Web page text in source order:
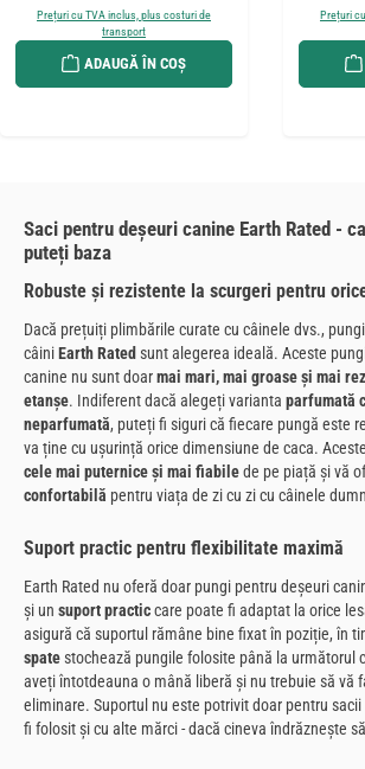
Prețuri cu TVA inclus, plus costuri de
transport
ADAUGĂ ÎN COȘ
Prețuri
Saci pentru deșeuri canine Earth Rated -
puteți baza
Robuste și rezistente la scurgeri pentru
Dacă prețuiți plimbările curate cu câinele dvs.,
câiniEarth Ratedsunt alegerea ideală. Aceste
canine nu sunt doarmai mari, mai groase și mai
etanșe. Indiferent dacă alegeți varianta parfumată
neparfumată, puteți fi siguri că fiecare pungă este
va ține cu ușurință orice dimensiune de caca.
cele mai puternice și mai fiabilede pe piață și vă
confortabilă pentru viața de zi cu zi cu câinele
Suport practic pentru flexibilitate maximă
Earth Rated nu oferă doar pungi pentru deșeuri
și un suport practiccare poate fi adaptat la orice
asigură că suportul rămâne bine fixat în poziție, în
spatestochează pungile folosite până la următorul
aveți întotdeauna o mână liberă și nu trebuie să vă
eliminare. Suportul nu este potrivit doar pentru sacii
fi folosit și cu alte mărci - dacă cineva îndrăznește